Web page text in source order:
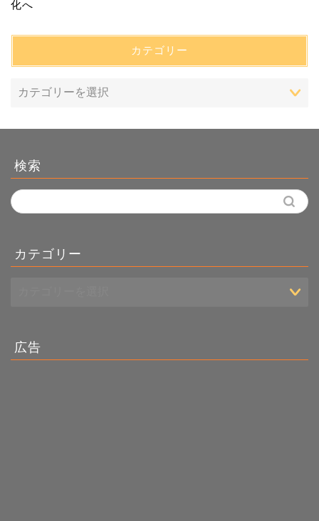
カテゴリー
検索
カテゴリー
広告